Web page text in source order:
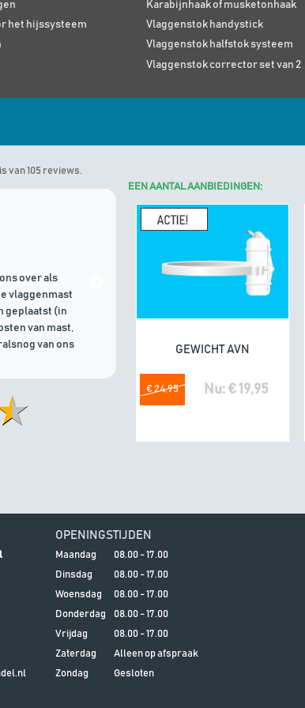
het hijssysteem
Karabijnhaak of musketonhaak
Vlaggenstok handystick
Vlaggenstok halfstok systeem
Vlaggenstok corrector set van 2
van 105 reviews.
over als
vlaggenmast
geplaatst (in
van mast,
van ons
geeft Algemene
21/07/2026 | Goede
EEN AANTAL AANBIEDINGEN:
In winkelwagen
GEWICHT AVN
€ 24,95 Nu: € 19,95
OPENINGSTIJDEN
Maandag
08.00 - 17.00
Dinsdag
08.00 - 17.00
Woensdag
08.00 - 17.00
Donderdag
08.00 - 17.00
Vrijdag
08.00 - 17.00
Zaterdag
Alleen op afspraak
Zondag
Gesloten